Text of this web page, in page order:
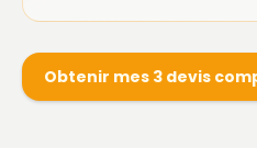
Obtenir mes 3 devis